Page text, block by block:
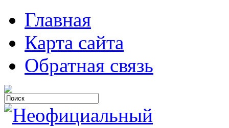
Главная
Карта сайта
Обратная связь